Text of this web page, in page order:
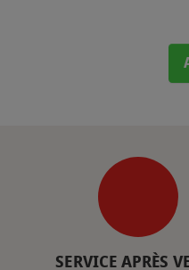
SERVICE APRÈS